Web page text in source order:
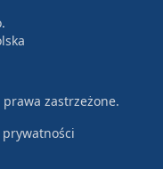
zastrzeżone.
prywatności